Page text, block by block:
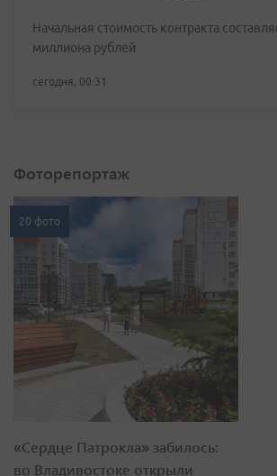
Начальная стоимость контракта
миллиона рублей
сегодня, 00:31
Фоторепортаж
20 фото
«Сердце Патрокла» забилось:
во Владивостоке открыли